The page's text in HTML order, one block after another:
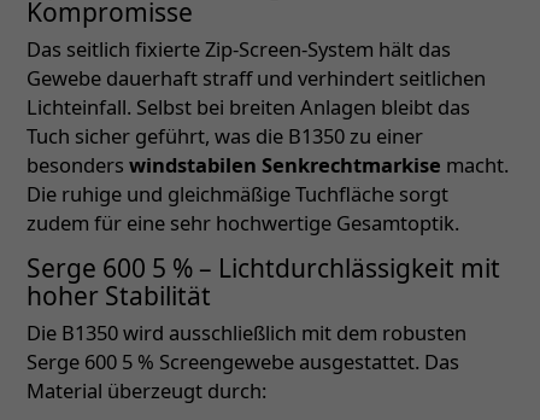
Kompromisse
Das seitlich fixierte Zip-Screen-System hält das
Gewebe dauerhaft straff und verhindert seitlichen
Lichteinfall. Selbst bei breiten Anlagen bleibt das
Tuch sicher geführt, was die B1350 zu einer
besonders windstabilen Senkrechtmarkise macht.
Die ruhige und gleichmäßige Tuchfläche sorgt
zudem für eine sehr hochwertige Gesamtoptik.
Serge 600 5 % – Lichtdurchlässigkeit mit
hoher Stabilität
Die B1350 wird ausschließlich mit dem robusten
Serge 600 5 % Screengewebe ausgestattet. Das
Material überzeugt durch: